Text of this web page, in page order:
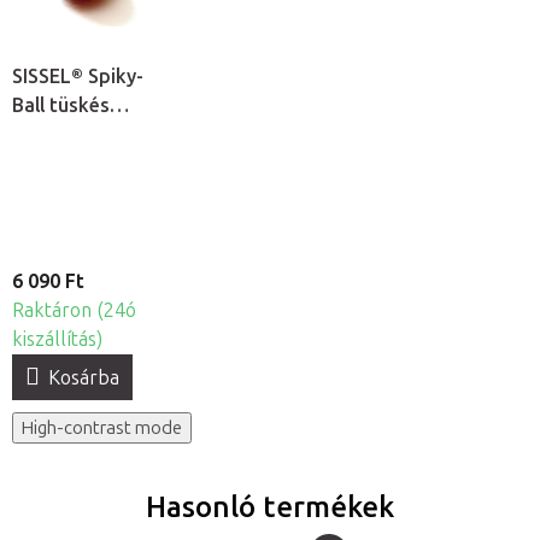
SISSEL® Spiky-
Ball tüskés
6 090 Ft
Raktáron (24ó
kiszállítás)
Kosárba
High-contrast mode
Hasonló termékek